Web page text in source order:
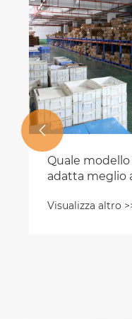
Quale
adatta meglio
Visualizza altro
